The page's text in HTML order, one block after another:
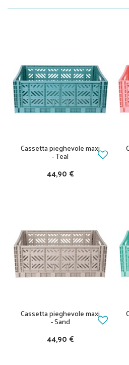
Cassetta pieghevole maxi
- Teal
44,90 €
Cassetta pieghevole maxi
- Sand
44,90 €